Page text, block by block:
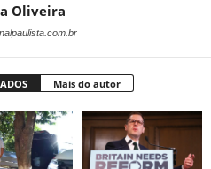
Oliveira
Mais do autor